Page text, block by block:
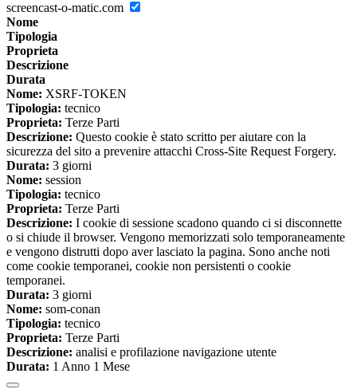
screencast-o-matic.com
Nome
Tipologia
Proprieta
Descrizione
Durata
Nome: XSRF-TOKEN
Tipologia: tecnico
Proprieta: Terze Parti
Descrizione: Questo cookie è stato scritto per aiutare con la
sicurezza del sito a prevenire attacchi Cross-Site Request Forgery.
Durata: 3 giorni
Nome: session
Tipologia: tecnico
Proprieta: Terze Parti
Descrizione: I cookie di sessione scadono quando ci si disconnette
o si chiude il browser. Vengono memorizzati solo temporaneamente
e vengono distrutti dopo aver lasciato la pagina. Sono anche noti
come cookie temporanei, cookie non persistenti o cookie
temporanei.
Durata: 3 giorni
Nome: som-conan
Tipologia: tecnico
Proprieta: Terze Parti
Descrizione: analisi e profilazione navigazione utente
Durata: 1 Anno 1 Mese